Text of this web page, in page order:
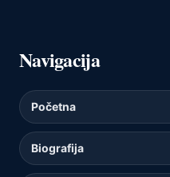
Navigacija
Početna
Biografija